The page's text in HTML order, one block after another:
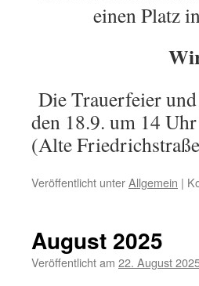
einen Platz
Die Trauerfeier
den 18.9. um 14
(Alte
Veröffentlicht unterAllgemein |
August 2025
Veröffentlicht am 22. August